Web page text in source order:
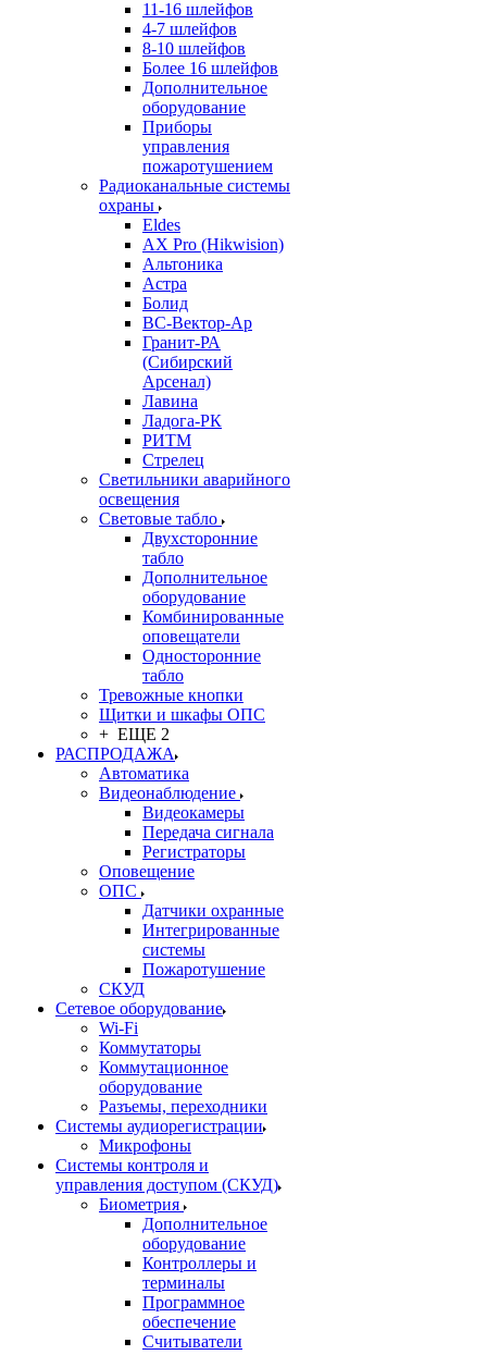
11-16 шлейфов
4-7 шлейфов
8-10 шлейфов
Более 16 шлейфов
Дополнительное
оборудование
Приборы
управления
пожаротушением
Радиоканальные системы
охраны
Eldes
AX Pro (Hikwision)
Альтоника
Астра
Болид
ВС-Вектор-Ар
Гранит-РА
(Сибирский
Арсенал)
Лавина
Ладога-РК
РИТМ
Стрелец
Светильники аварийного
освещения
Световые табло
Двухсторонние
табло
Дополнительное
оборудование
Комбинированные
оповещатели
Односторонние
табло
Тревожные кнопки
Щитки и шкафы ОПС
+ ЕЩЕ 2
РАСПРОДАЖА
Автоматика
Видеонаблюдение
Видеокамеры
Передача сигнала
Регистраторы
Оповещение
ОПС
Датчики охранные
Интегрированные
системы
Пожаротушение
СКУД
Сетевое оборудование
Wi-Fi
Коммутаторы
Коммутационное
оборудование
Разъемы, переходники
Системы аудиорегистрации
Микрофоны
Системы контроля и
управления доступом (СКУД)
Биометрия
Дополнительное
оборудование
Контроллеры и
терминалы
Программное
обеспечение
Считыватели